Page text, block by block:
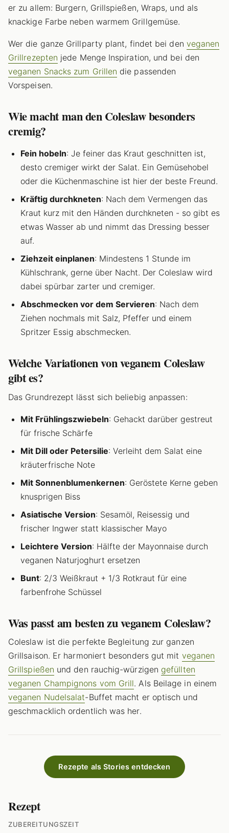
er zu allem: Burgern, Grillspießen, Wraps, und als
knackige Farbe neben warmem Grillgemüse.
Wer die ganze Grillparty plant, findet bei den veganen
Grillrezepten jede Menge Inspiration, und bei den
veganen Snacks zum Grillen die passenden
Vorspeisen.
Wie macht man den Coleslaw besonders
cremig?
Fein hobeln: Je feiner das Kraut geschnitten ist,
desto cremiger wirkt der Salat. Ein Gemüsehobel
oder die Küchenmaschine ist hier der beste Freund.
Kräftig durchkneten: Nach dem Vermengen das
Kraut kurz mit den Händen durchkneten - so gibt es
etwas Wasser ab und nimmt das Dressing besser
auf.
Ziehzeit einplanen: Mindestens 1 Stunde im
Kühlschrank, gerne über Nacht. Der Coleslaw wird
dabei spürbar zarter und cremiger.
Abschmecken vor dem Servieren: Nach dem
Ziehen nochmals mit Salz, Pfeffer und einem
Spritzer Essig abschmecken.
Welche Variationen von veganem Coleslaw
gibt es?
Das Grundrezept lässt sich beliebig anpassen:
Mit Frühlingszwiebeln: Gehackt darüber gestreut
für frische Schärfe
Mit Dill oder Petersilie: Verleiht dem Salat eine
kräuterfrische Note
Mit Sonnenblumenkernen: Geröstete Kerne geben
knusprigen Biss
Asiatische Version: Sesamöl, Reisessig und
frischer Ingwer statt klassischer Mayo
Leichtere Version: Hälfte der Mayonnaise durch
veganen Naturjoghurt ersetzen
Bunt: 2/3 Weißkraut + 1/3 Rotkraut für eine
farbenfrohe Schüssel
Was passt am besten zu veganem Coleslaw?
Coleslaw ist die perfekte Begleitung zur ganzen
Grillsaison. Er harmoniert besonders gut mit veganen
Grillspießen und den rauchig-würzigen gefüllten
veganen Champignons vom Grill. Als Beilage in einem
veganen Nudelsalat-Buffet macht er optisch und
geschmacklich ordentlich was her.
Rezepte als Stories entdecken
Rezept
ZUBEREITUNGSZEIT